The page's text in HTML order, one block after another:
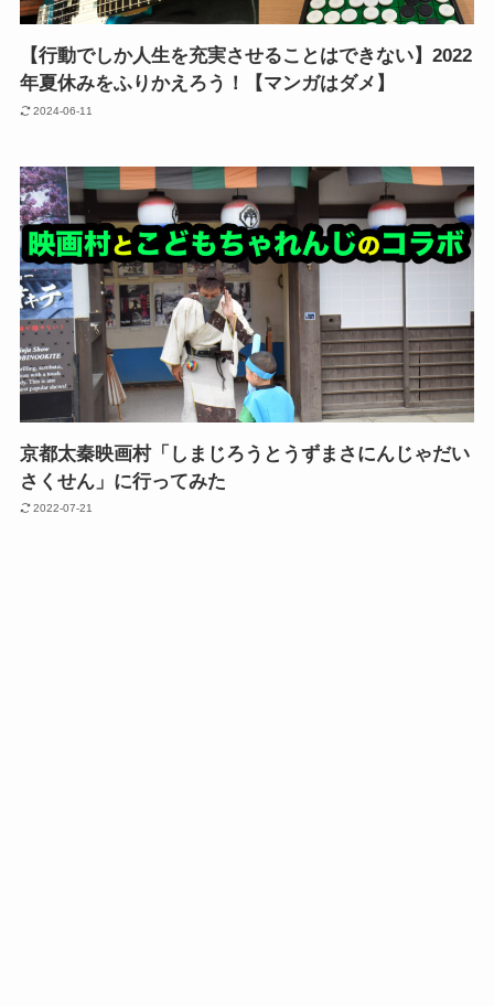
【行動でしか人生を充実させることはできない】2022
年夏休みをふりかえろう！【マンガはダメ】
2024-06-11
京都太秦映画村「しまじろうとうずまさにんじゃだい
さくせん」に行ってみた
2022-07-21